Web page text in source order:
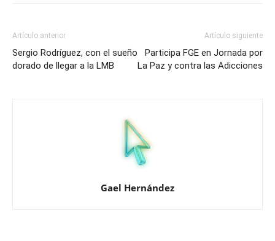
Artículo anterior
Sergio Rodríguez, con el sueño
dorado de llegar a la LMB
Artículo siguiente
Participa FGE en Jornada por
La Paz y contra las Adicciones
Gael Hernández